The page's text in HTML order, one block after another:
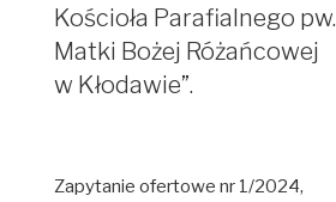
Kościoła Parafialnego pw.
Matki Bożej Różańcowej
w Kłodawie”.
Zapytanie ofertowe nr 1/2024,